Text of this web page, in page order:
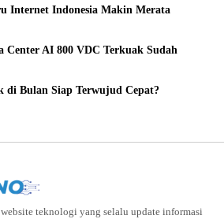
Internet Indonesia Makin Merata
Center AI 800 VDC Terkuak Sudah
di Bulan Siap Terwujud Cepat?
teknologi yang selalu update informasi